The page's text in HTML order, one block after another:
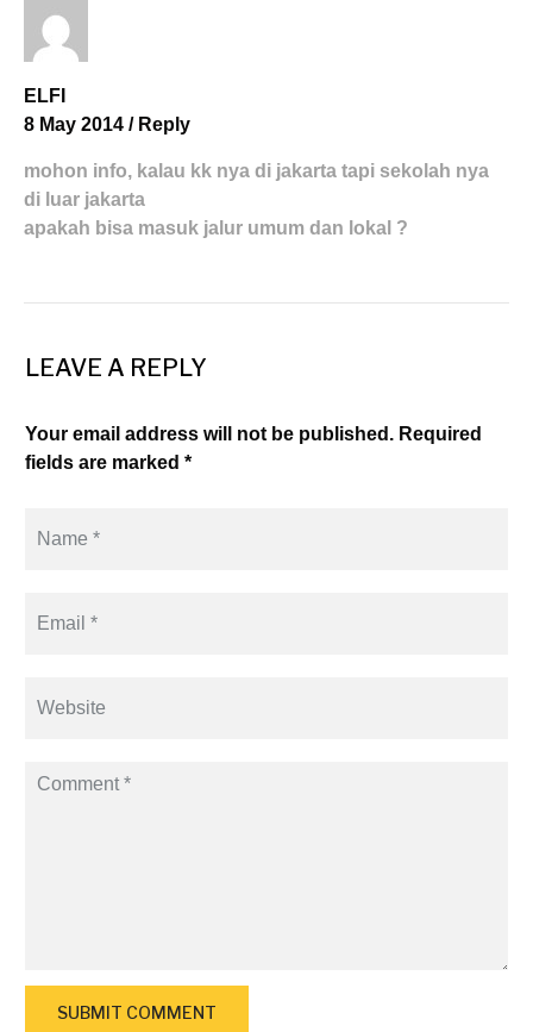
ELFI
8 May 2014 / Reply
mohon info, kalau kk nya di jakarta tapi sekolah nya
di luar jakarta
apakah bisa masuk jalur umum dan lokal ?
LEAVE A REPLY
Your email address will not be published. Required
fields are marked *